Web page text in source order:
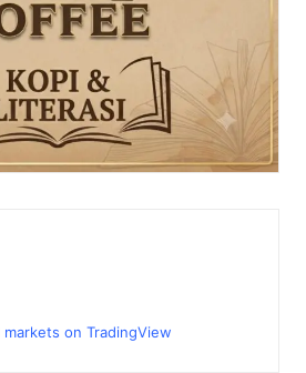
markets on TradingView